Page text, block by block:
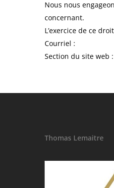
Nous nous
concernant.
L’exercice de ce
Courriel :
Section du site web :
Thomas Lemaitre